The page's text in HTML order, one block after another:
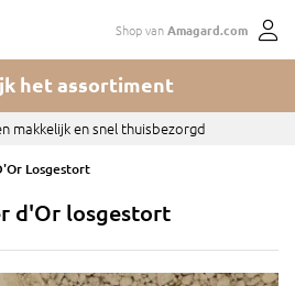
Shop vanAmagard.com
het assortiment
makkelijk en snel thuisbezorgd
Losgestort
d'Or losgestort